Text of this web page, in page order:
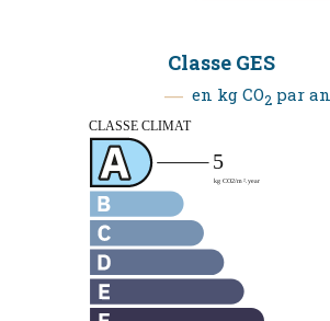
Classe GES
en kg CO2 par an